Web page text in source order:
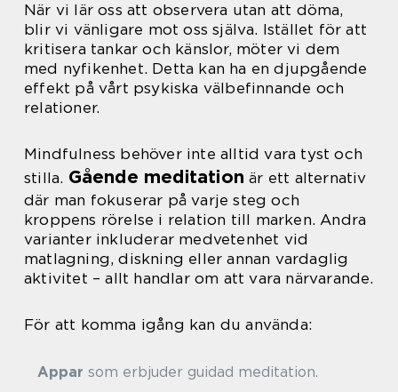
När vi lär oss att observera utan att döma,
blir vi vänligare mot oss själva. Istället för att
kritisera tankar och känslor, möter vi dem
med nyfikenhet. Detta kan ha en djupgående
effekt på vårt psykiska välbefinnande och
relationer.
Mindfulness behöver inte alltid vara tyst och
stilla. Gående meditation är ett alternativ
där man fokuserar på varje steg och
kroppens rörelse i relation till marken. Andra
varianter inkluderar medvetenhet vid
matlagning, diskning eller annan vardaglig
aktivitet – allt handlar om att vara närvarande.
För att komma igång kan du använda:
Appar som erbjuder guidad meditation.